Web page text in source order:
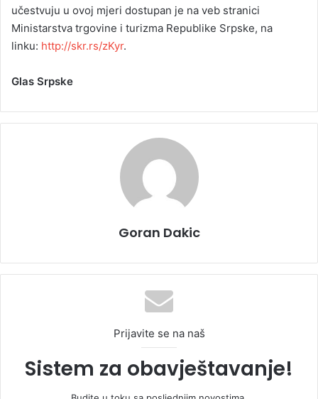
učestvuju u ovoj mjeri dostupan je na veb stranici
Ministarstva trgovine i turizma Republike Srpske, na
linku: http://skr.rs/zKyr.
Glas Srpske
Goran Dakic
Prijavite se na naš
Sistem za obavještavanje!